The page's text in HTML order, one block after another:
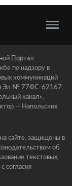
Портал
по надзору в
коммуникаций
Эл № 77ФС-62167.
канал»,
— Напольских
сайте, защищены в
об
текстовых,
согласия